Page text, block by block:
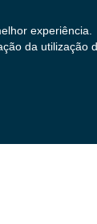
experiência.
da utilização